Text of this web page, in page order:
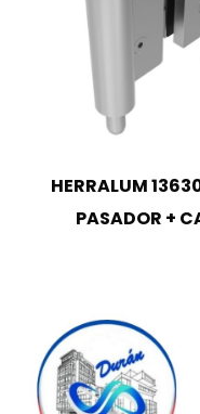
HERRALUM
PASADOR +